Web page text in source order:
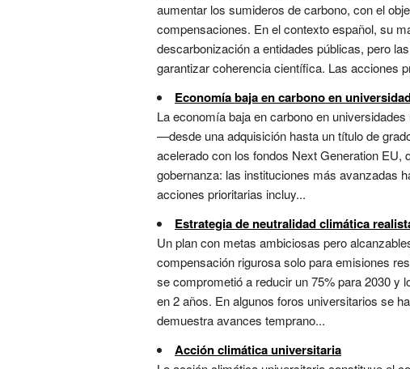
aumentar los sumideros de carbono, con el
compensaciones. En el contexto español, su
descarbonización a entidades públicas, pero
garantizar coherencia científica. Las acciones
Economía baja en carbono en
La economía baja en carbono en
—desde una adquisición hasta un título de
acelerado con los fondos Next Generation EU,
gobernanza: las instituciones más avanzadas
acciones prioritarias incluy...
Estrategia de neutralidad climática
Un plan con metas ambiciosas pero
compensación rigurosa solo para emisiones
se comprometió a reducir un 75% para 2030 y
en 2 años. En algunos foros universitarios se
demuestra avances temprano...
Acción climática universitaria